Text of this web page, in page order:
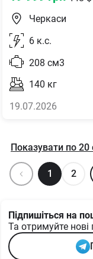
Черкаси
6 к.с.
208 см3
140 кг
19.07.2026
1 2
Показувати по 20
Підпишіться на
Та отримуйте нові